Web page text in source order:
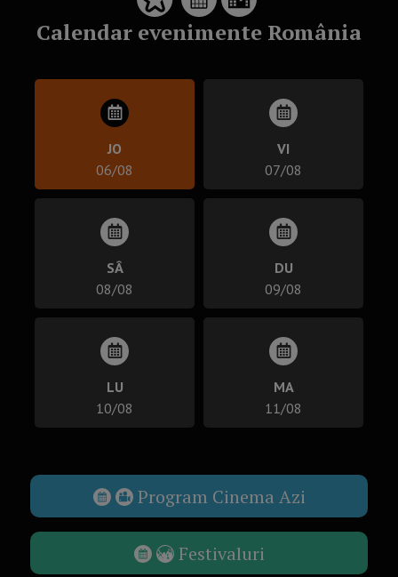
Calendar evenimente România
JO
06/08
VI
07/08
SÂ
08/08
DU
09/08
LU
10/08
MA
11/08
Program Cinema Azi
Festivaluri